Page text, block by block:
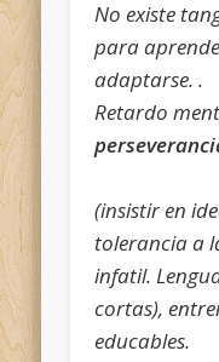
No existe
para
adaptarse. .
Retardo
(insistir en
tolerancia a
infatil.
cortas),
educables.